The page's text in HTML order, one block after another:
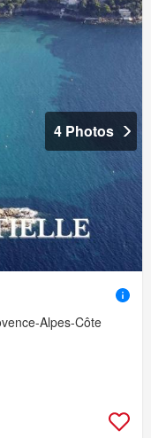
4 Photos
Alpes-Côte